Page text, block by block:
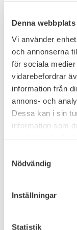
Denna
Vi använder
och annonserna
för sociala
vidarebefordrar
information från
annons- och
Dessa kan i sin
information som
Nödvändig
Inställningar
Statistik
Desert Tan
En tidlös snygg
999KR